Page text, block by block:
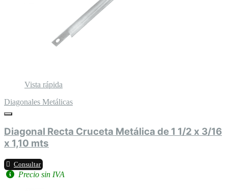
Vista rápida
Diagonales Metálicas
Diagonal Recta Cruceta Metálica de 1 1/2 x 3/16
x 1,10 mts
Consultar
Precio sin IVA